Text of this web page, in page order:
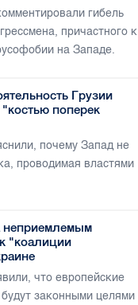
гибель
причастного к
на Западе.
Грузии
поперек
почему Запад не
проводимая властями
неприемлемым
"коалиции
что европейские
законными целями